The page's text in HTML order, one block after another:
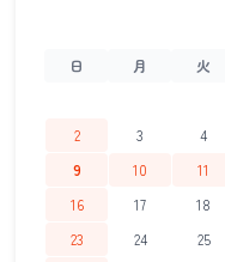
日 月 火
2
3 4
9
10 11
16
17 18
23
24 25